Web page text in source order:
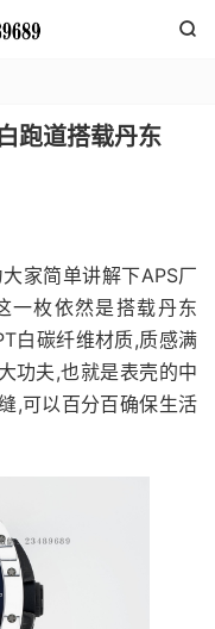

跑道搭载丹东
家简单讲解下APS厂
一枚依然是搭载丹东
白碳纤维材质,质感满
功夫,也就是表壳的中
,可以百分百确保生活